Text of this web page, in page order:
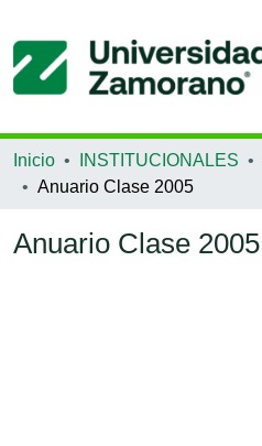
Inicio INSTITUCIONALES
Anuario Clase 2005
Anuario Clase 2005